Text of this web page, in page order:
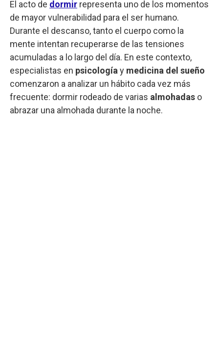
El acto de dormir representa uno de los momentos
de mayor vulnerabilidad para el ser humano.
Durante el descanso, tanto el cuerpo como la
mente intentan recuperarse de las tensiones
acumuladas a lo largo del día. En este contexto,
especialistas en psicología y medicina del sueño
comenzaron a analizar un hábito cada vez más
frecuente: dormir rodeado de varias almohadas o
abrazar una almohada durante la noche.